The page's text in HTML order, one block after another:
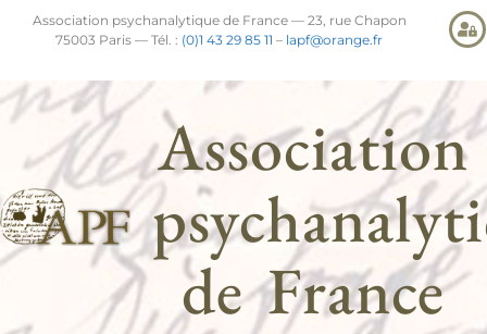
Association psychanalytique de France — 23, rue Chapon
75003 Paris — Tél. : (0)1 43 29 85 11 – lapf@orange.fr
Association
de France